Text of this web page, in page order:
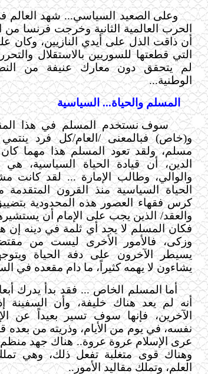
وعلى الصعيد السياسي... شهد العالم في
الحرب العالمية الثانية وخرجت فرنسا
أن ذاقت الذل على أيدي النازيين، وكان
التي قطعتها للسوريين بالاستقلال
لم يتحقق دون معارك عنيفة من
الوطنية...
المسلم والحياة... السياسية
سوف نستخدم المسلم في هذا
و(خاص) فبالمعنى /العام/كل فرد
مسلم، ولقد تعود المسلم هذا مهما
الدين، أن قيادة الحياة السياسية،
والوالي، وطالب الإمارة ... لقد كانت
الحياة السياسية منذ القرون المتقدمة
كرس فقهاء العصور هذه المحدودية
والعقد/ الذين يجب على الإمام أن
فكان المسلم لا يجد أي ثلمة في دينه
وزكى، فالأمور الأخرى ليست من
يسيطر الآخرون على دفة الحياة
يشاءون لا يهمه كثيراً، ما دام مقعده في
أما المسلم الخاص ... فقد بدأ يدرك
أنه لم يعد هناك خليفة، وأن السفينة
الآخرين، فإنها سوف تسير بعيداً عن
نفسه، في يوم من الأيام، وذريته من
عرى الإسلام عروة عروة.. هناك جهد منظم
وهناك قوى متغلبة تفعل ذلك، وهي
العلم، وتملك مقاليد الأمور..